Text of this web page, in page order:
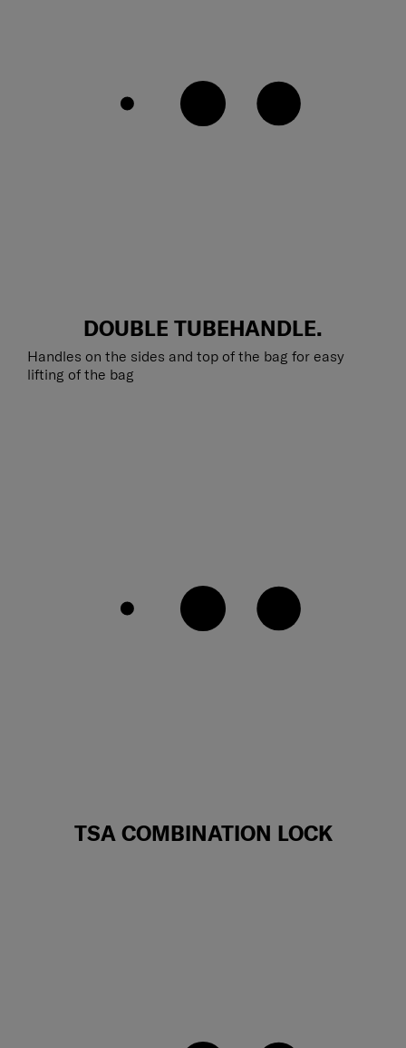
DOUBLE TUBEHANDLE.
Handles on the sides and top of the bag for easy
lifting of the bag
TSA COMBINATION LOCK